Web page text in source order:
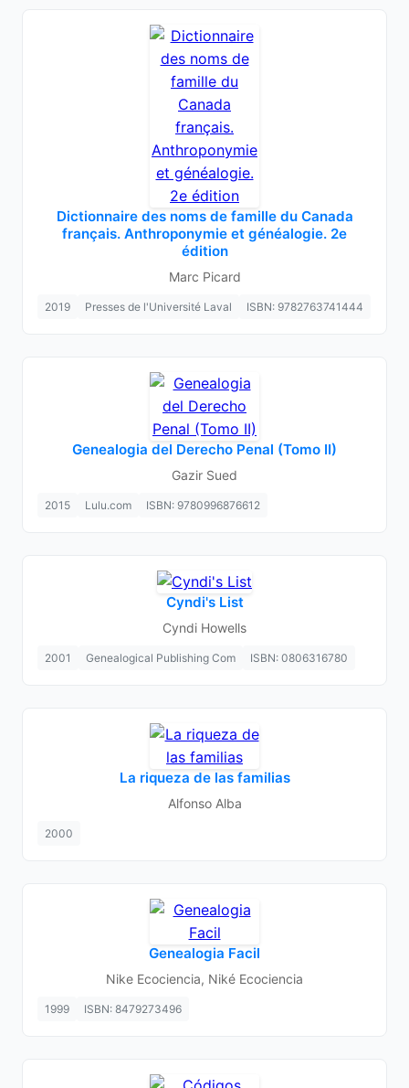
Dictionnaire des noms de famille du Canada
français. Anthroponymie et généalogie. 2e
édition
Marc Picard
2019 Presses de l'Université Laval ISBN: 9782763741444
Genealogia del Derecho Penal (Tomo II)
Gazir Sued
2015 Lulu.com ISBN: 9780996876612
Cyndi's List
Cyndi Howells
2001 Genealogical Publishing Com ISBN: 0806316780
La riqueza de las familias
Alfonso Alba
2000
Genealogia Facil
Nike Ecociencia, Niké Ecociencia
1999 ISBN: 8479273496